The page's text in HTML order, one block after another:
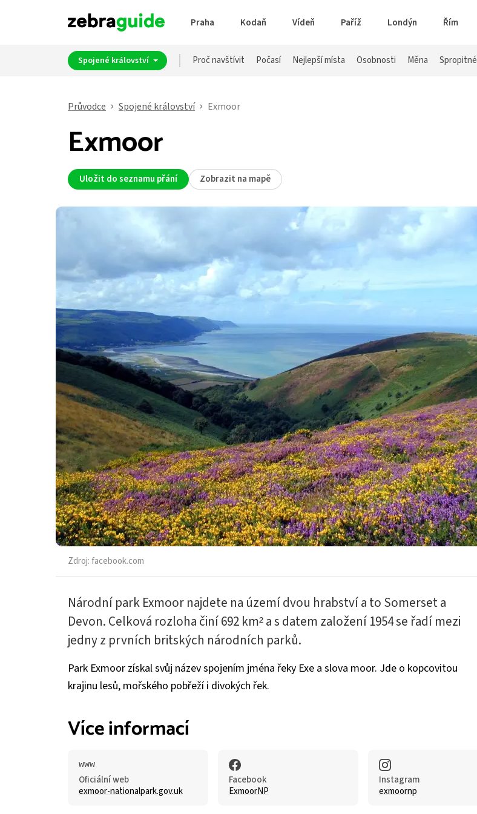
Praha Kodaň Vídeň Paříž Londýn Řím
Spojené království Proč navštívit Počasí Nejlepší místa Osobnosti Měna Spropitné
Průvodce Spojené království Exmoor
Exmoor
Uložit do seznamu přání Zobrazit na mapě
Zdroj:facebook.com
Národní park Exmoor najdete na území dvou hrabství a to Somerset a
Devon. Celková rozloha činí 692 km² a s datem založení 1954 se řadí mezi
jedny z prvních britských národních parků.
Park Exmoor získal svůj název spojením jména řeky Exe a slova moor. Jde o kopcovitou
krajinu lesů, mořského pobřeží i divokých řek.
Více informací
Oficiální web
exmoor-nationalpark.gov.uk
Facebook
ExmoorNP
Instagram
exmoornp